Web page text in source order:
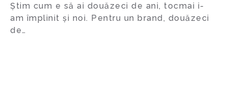
Știm cum e să ai douăzeci de ani, tocmai i-
am împlinit și noi. Pentru un brand, douăzeci
de…